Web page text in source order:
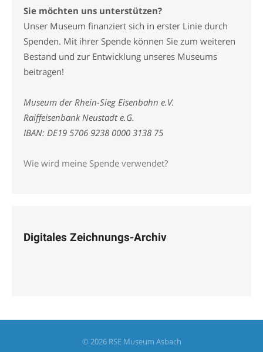
Sie möchten uns unterstützen?
Unser Museum finanziert sich in erster Linie durch
Spenden. Mit ihrer Spende können Sie zum weiteren
Bestand und zur Entwicklung unseres Museums
beitragen!
Museum der Rhein-Sieg Eisenbahn e.V.
Raiffeisenbank Neustadt e.G.
IBAN: DE19 5706 9238 0000 3138 75
Wie wird meine Spende verwendet?
Digitales Zeichnungs-Archiv
© 2026 RSE Museum Asbach